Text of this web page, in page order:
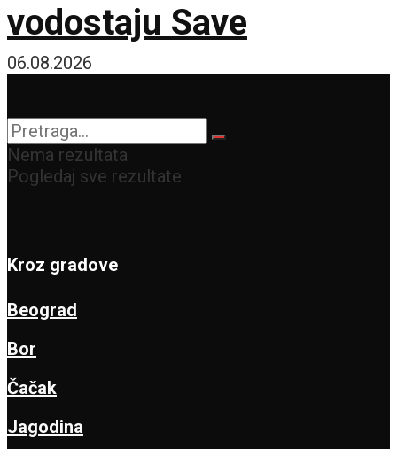
vodostaju Save
06.08.2026
Nema rezultata
Pogledaj sve rezultate
Kroz gradove
Beograd
Bor
Čačak
Jagodina